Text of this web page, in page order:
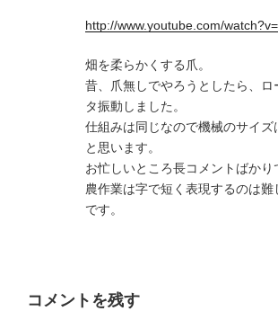
http://www.youtube.com/
畑を柔らかくする爪。
昔、爪無しでやろうとしたら、ロ
タ振動しました。
仕組みは同じなので機械のサイズ
と思います。
お忙しいところ長コメントばかり
農作業は字で短く表現するのは難
です。
コメントを残す